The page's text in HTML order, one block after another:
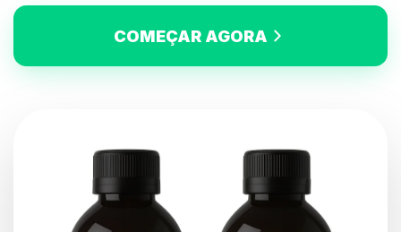
COMEÇAR AGORA